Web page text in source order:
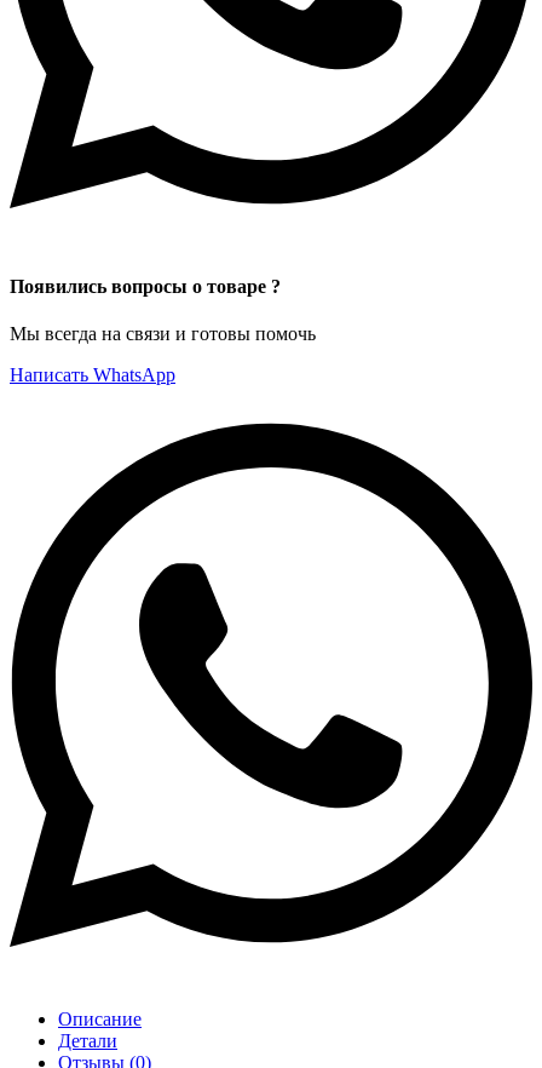
Появились вопросы о товаре ?
Мы всегда на связи и готовы помочь
Написать WhatsApp
Описание
Детали
Отзывы (0)